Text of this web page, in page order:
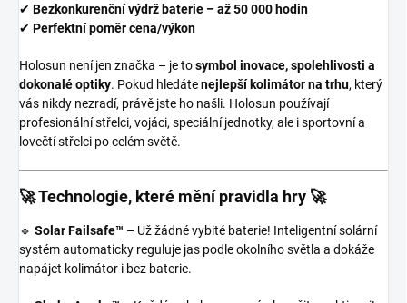
✔ Bezkonkurenční výdrž baterie – až 50 000 hodin
✔ Perfektní poměr cena/výkon
Holosun není jen značka – je tosymbol inovace, spolehlivosti a
dokonalé optiky. Pokud hledátenejlepší kolimátor na trhu, který
vás nikdy nezradí, právě jste ho našli. Holosun používají
profesionální střelci, vojáci, speciální jednotky, ale i sportovní a
lovečtí střelci po celém světě.
🚀 Technologie, které mění pravidla hry 🚀
🔹 Solar Failsafe™ – Už žádné vybité baterie! Inteligentní solární
systém automaticky reguluje jas podle okolního světla a dokáže
napájet kolimátor i bez baterie.